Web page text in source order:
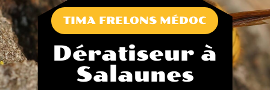
TIMA FRELONS MÉDOC
Dératiseur à
Salaunes